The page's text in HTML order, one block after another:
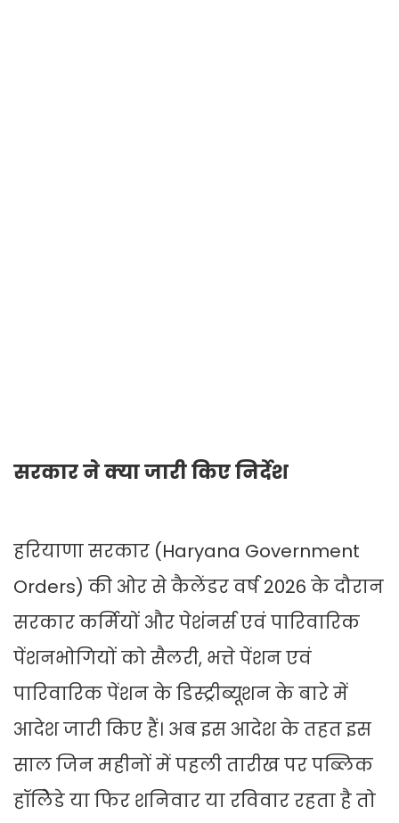
सरकार ने क्या जारी किए निर्देश
हरियाणा सरकार (Haryana Government
Orders) की ओर से कैलेंडर वर्ष 2026 के दौरान
सरकार कर्मियों और पेशंनर्स एवं पारिवारिक
पेंशनभोगियों को सैलरी, भत्ते पेंशन एवं
पारिवारिक पेंशन के डिस्ट्रीब्यूशन के बारे में
आदेश जारी किए हैं। अब इस आदेश के तहत इस
साल जिन महीनों में पहली तारीख पर पब्लिक
हॉलिेडे या फिर शनिवार या रविवार रहता है तो